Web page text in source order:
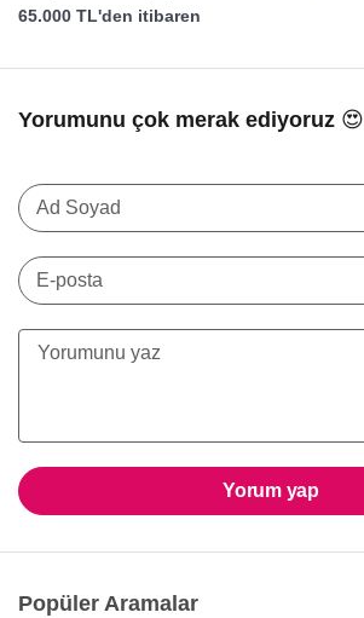
65.000 TL'den itibaren
Yorumunu çok merak ediyoruz 😍
Ad Soyad
E-posta
Yorum yap
Popüler Aramalar